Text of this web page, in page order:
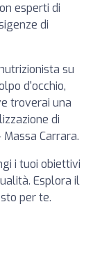
esperti di
di
su
d'occhio,
troverai una
di
Carrara.
i tuoi obiettivi
Esplora il
per te.